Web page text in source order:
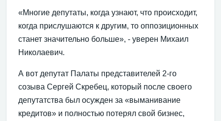
«Многие депутаты, когда узнают, что происходит,
когда прислушаются к другим, то оппозиционных
станет значительно больше», - уверен Михаил
Николаевич.
А вот депутат Палаты представителей 2-го
созыва Сергей Скребец, который после своего
депутатства был осужден за «выманивание
кредитов» и полностью потерял свой бизнес,